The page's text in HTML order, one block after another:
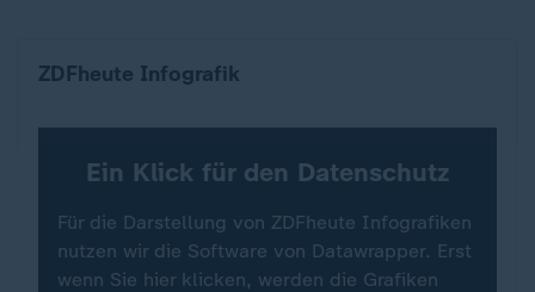
ZDFheute Infografik
Ein Klick für den Datenschutz
Für die Darstellung von ZDFheute Infografiken
nutzen wir die Software von Datawrapper. Erst
wenn Sie hier klicken, werden die Grafiken